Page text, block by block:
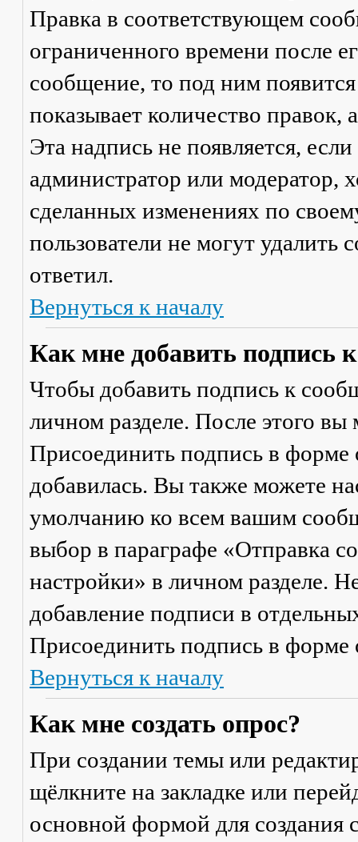
Правка в соответствующем
ограниченного времени после
сообщение, то под ним
показывает количество правок,
Эта надпись не появляется,
администратор или модератор,
сделанных изменениях по
пользователи не могут удалить
ответил.
Вернуться к началу
Как мне добавить подпись
Чтобы добавить подпись к
личном разделе. После этого
Присоединить подпись в форме
добавилась. Вы также можете
умолчанию ко всем вашим
выбор в параграфе «Отправка
настройки» в личном разделе.
добавление подписи в
Присоединить подпись в форме
Вернуться к началу
Как мне создать опрос?
При создании темы или
щёлкните на закладке или
основной формой для создания